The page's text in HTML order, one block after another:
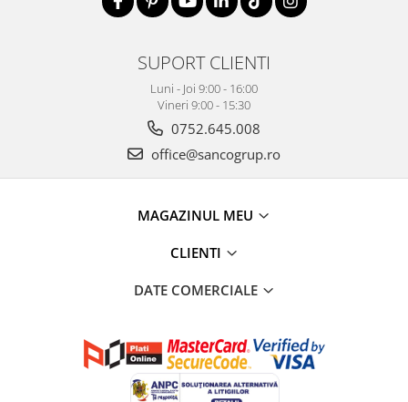
SUPORT CLIENTI
Luni - Joi 9:00 - 16:00
Vineri 9:00 - 15:30
0752.645.008
office@sancogrup.ro
MAGAZINUL MEU
CLIENTI
DATE COMERCIALE